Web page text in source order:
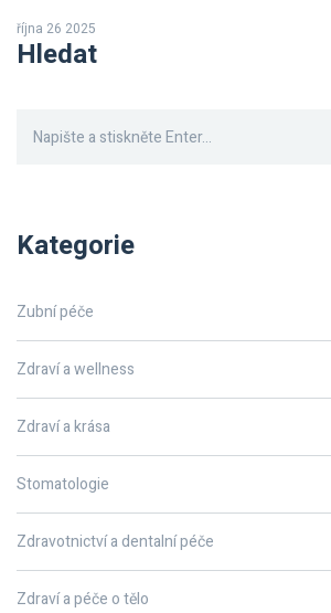
října 26 2025
Hledat
Kategorie
Zubní péče
Zdraví a wellness
Zdraví a krása
Stomatologie
Zdravotnictví a dentalní péče
Zdraví a péče o tělo